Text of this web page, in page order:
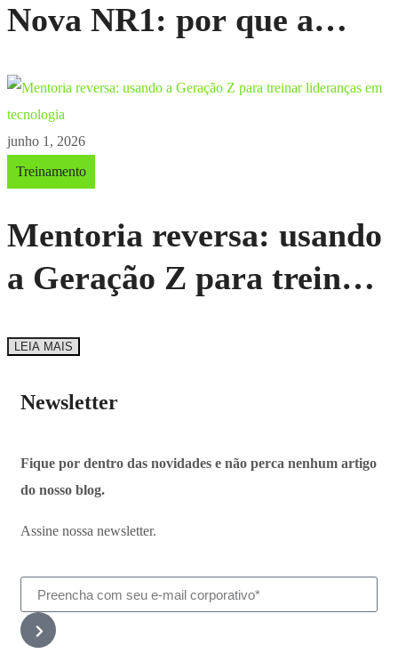
Nova NR1: por que a
chave para uma cultura
de segurança?
junho 1, 2026
Treinamento
Mentoria reversa: usando
a Geração Z para treinar
LEIA MAIS
Newsletter
Fique por dentro das novidades e não perca nenhum artigo
do nosso blog.
Assine nossa newsletter.